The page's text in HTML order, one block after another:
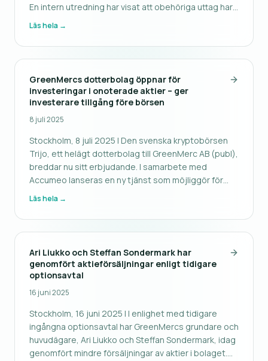
En intern utredning har visat att obehöriga uttag har
genomförts. Den misstänkta incidenten upptäcktes
interna
Läs hela →
GreenMercs dotterbolag öppnar för
investeringar i onoterade aktier – ger
investerare tillgång före börsen
8 juli 2025
Stockholm, 8 juli 2025 | Den svenska kryptobörsen
Trijo, ett helägt dotterbolag till GreenMerc AB (publ),
breddar nu sitt erbjudande. I samarbete med
Accumeo lanseras en ny tjänst som möjliggör för
investerare att köpa aktier i onoterade bolag – före
erbjuda våra
Läs hela →
Ari Liukko och Steffan Sondermark har
genomfört aktieförsäljningar enligt tidigare
optionsavtal
16 juni 2025
Stockholm, 16 juni 2025 | I enlighet med tidigare
ingångna optionsavtal har GreenMercs grundare och
huvudägare, Ari Liukko och Steffan Sondermark, idag
genomfört mindre försäljningar av aktier i bolaget.